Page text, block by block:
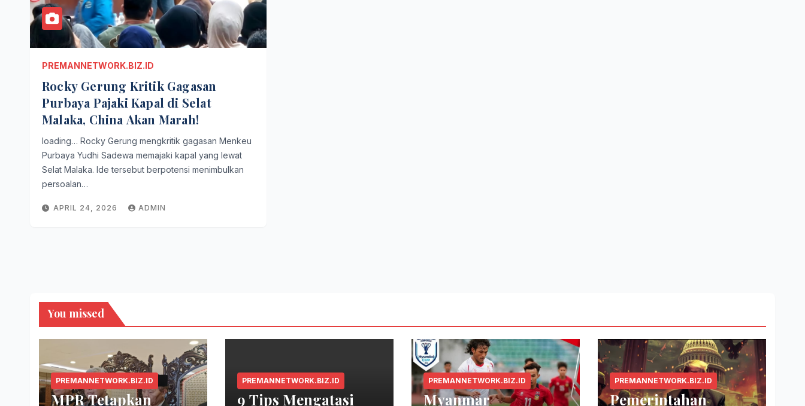
PREMANNETWORK.BIZ.ID
Rocky Gerung Kritik Gagasan
Purbaya Pajaki Kapal di Selat
Malaka, China Akan Marah!
loading… Rocky Gerung mengkritik gagasan Menkeu
Purbaya Yudhi Sadewa memajaki kapal yang lewat
Selat Malaka. Ide tersebut berpotensi menimbulkan
persoalan…
APRIL 24, 2026 ADMIN
You missed
PREMANNETWORK.BIZ.ID
MPR Tetapkan
PREMANNETWORK.BIZ.ID
9 Tips Mengatasi
PREMANNETWORK.BIZ.ID
Myanmar
PREMANNETWORK.BIZ.ID
Pemerintahan